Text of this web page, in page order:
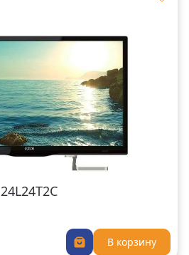
В корзину